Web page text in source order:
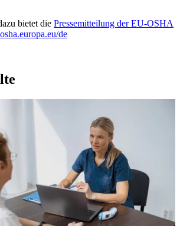
bietet die Pressemitteilung der EU-OSHA
osha.europa.eu/de